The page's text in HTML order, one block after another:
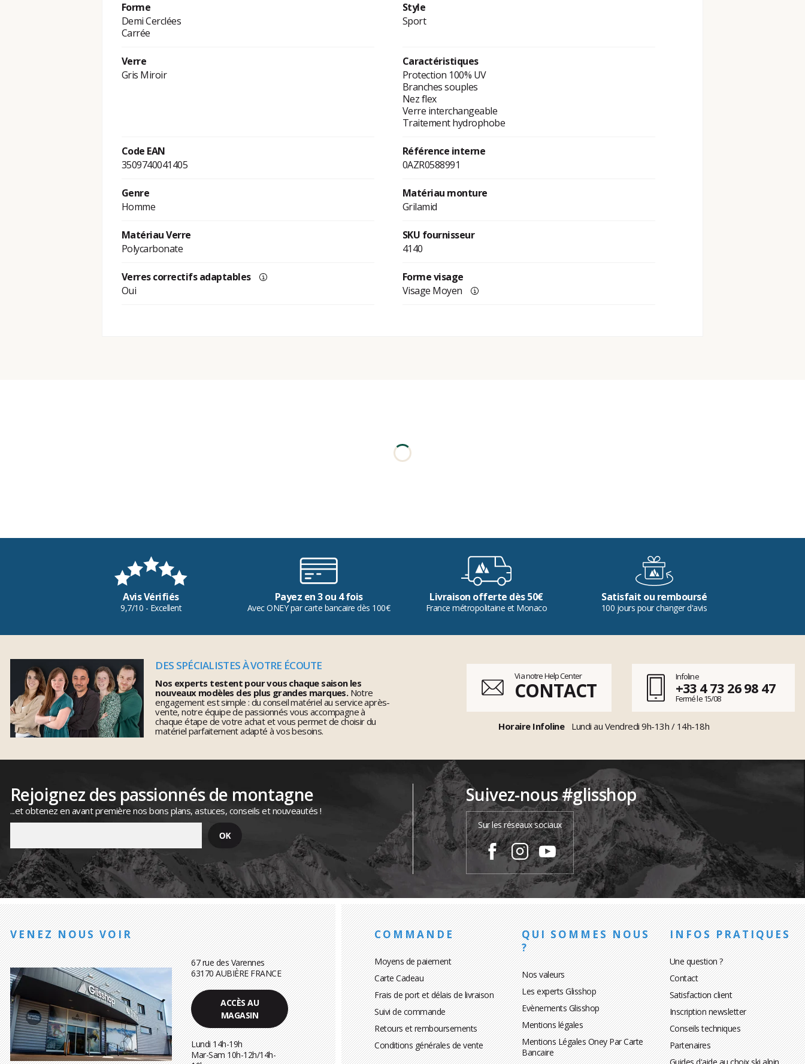
Forme
Demi Cerclées
Carrée
Style
Sport
Verre
Gris Miroir
Caractéristiques
Protection 100% UV
Branches souples
Nez flex
Verre interchangeable
Traitement hydrophobe
Code EAN
3509740041405
Référence interne
0AZR0588991
Genre
Homme
Matériau monture
Grilamid
Matériau Verre
Polycarbonate
SKU fournisseur
4140
Verres correctifs adaptables
Oui
Forme visage
Visage Moyen
Avis Vérifiés
9,7/10 - Excellent
Payez en 3 ou 4 fois
Avec ONEY par carte bancaire dès 100€
Livraison offerte dès 50€
France métropolitaine et Monaco
Satisfait ou remboursé
100 jours pour changer d'avis
DES SPÉCIALISTES À VOTRE ÉCOUTE
Nos experts testent pour vous chaque saison les
nouveaux modèles des plus grandes marques.Notre
engagement est simple : du conseil matériel au service après-
vente, notre équipe de passionnés vous accompagne à
chaque étape de votre achat et vous permet de choisir du
matériel parfaitement adapté à vos besoins.
Via notre Help Center
CONTACT
Infoline
+33 4 73 26 98 47
Fermé le 15/08
Horaire Infoline Lundi au Vendredi 9h-13h / 14h-18h
Rejoignez des passionnés de montagne
...et obtenez en avant première nos bons plans, astuces, conseils et nouveautés !
Suivez-nous #glisshop
Sur les réseaux sociaux
VENEZ NOUS VOIR
67 rue des Varennes
63170 AUBIÈRE FRANCE
ACCÈS AU
MAGASIN
Lundi 14h-19h
Mar-Sam 10h-12h/14h-
COMMANDE
Moyens de paiement
Carte Cadeau
Frais de port et délais de livraison
Suivi de commande
Retours et remboursements
Conditions générales de vente
QUI SOMMES NOUS
?
Nos valeurs
Les experts Glisshop
Evènements Glisshop
Mentions légales
Mentions Légales Oney Par Carte
Bancaire
INFOS PRATIQUES
Une question ?
Contact
Satisfaction client
Inscription newsletter
Conseils techniques
Partenaires